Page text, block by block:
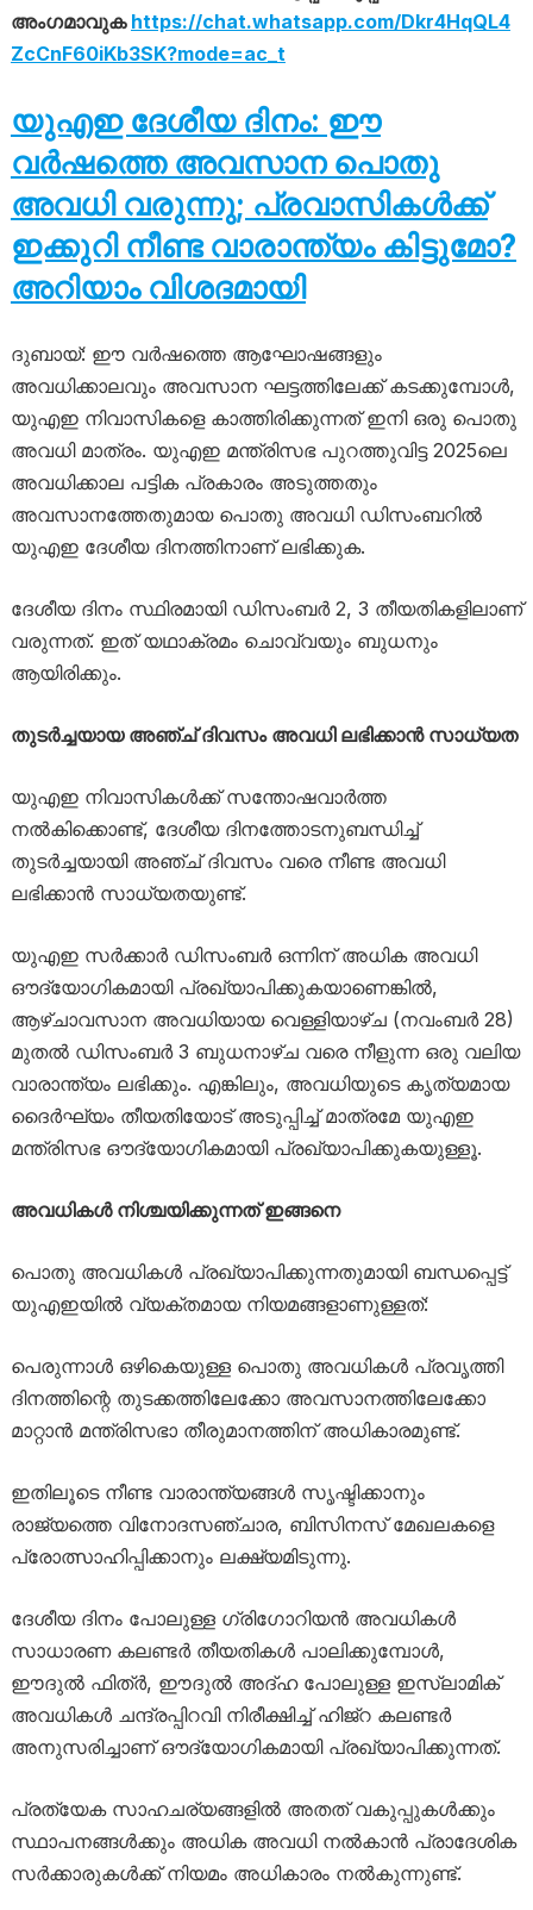
അംഗമാവുക https://chat.whatsapp.com/Dkr4HqQL4
ZcCnF60iKb3SK?mode=ac_t
യുഎഇ ദേശീയ ദിനം: ഈ
വർഷത്തെ അവസാന പൊതു
അവധി വരുന്നു; പ്രവാസികൾക്ക്
ഇക്കുറി നീണ്ട വാരാന്ത്യം കിട്ടുമോ?
അറിയാം വിശദമായി
ദുബായ്: ഈ വർഷത്തെ ആഘോഷങ്ങളും
അവധിക്കാലവും അവസാന ഘട്ടത്തിലേക്ക് കടക്കുമ്പോൾ,
യുഎഇ നിവാസികളെ കാത്തിരിക്കുന്നത് ഇനി ഒരു പൊതു
അവധി മാത്രം. യുഎഇ മന്ത്രിസഭ പുറത്തുവിട്ട 2025ലെ
അവധിക്കാല പട്ടിക പ്രകാരം അടുത്തതും
അവസാനത്തേതുമായ പൊതു അവധി ഡിസംബറിൽ
യുഎഇ ദേശീയ ദിനത്തിനാണ് ലഭിക്കുക.
ദേശീയ ദിനം സ്ഥിരമായി ഡിസംബർ 2, 3 തീയതികളിലാണ്
വരുന്നത്. ഇത് യഥാക്രമം ചൊവ്വയും ബുധനും
ആയിരിക്കും.
തുടർച്ചയായ അഞ്ച് ദിവസം അവധി ലഭിക്കാൻ സാധ്യത
യുഎഇ നിവാസികൾക്ക് സന്തോഷവാർത്ത
നൽകിക്കൊണ്ട്, ദേശീയ ദിനത്തോടനുബന്ധിച്ച്
തുടർച്ചയായി അഞ്ച് ദിവസം വരെ നീണ്ട അവധി
ലഭിക്കാൻ സാധ്യതയുണ്ട്.
യുഎഇ സർക്കാർ ഡിസംബർ ഒന്നിന് അധിക അവധി
ഔദ്യോഗികമായി പ്രഖ്യാപിക്കുകയാണെങ്കിൽ,
ആഴ്ചാവസാന അവധിയായ വെള്ളിയാഴ്ച (നവംബർ 28)
മുതൽ ഡിസംബർ 3 ബുധനാഴ്ച വരെ നീളുന്ന ഒരു വലിയ
വാരാന്ത്യം ലഭിക്കും. എങ്കിലും, അവധിയുടെ കൃത്യമായ
ദൈർഘ്യം തീയതിയോട് അടുപ്പിച്ച് മാത്രമേ യുഎഇ
മന്ത്രിസഭ ഔദ്യോഗികമായി പ്രഖ്യാപിക്കുകയുള്ളൂ.
അവധികൾ നിശ്ചയിക്കുന്നത് ഇങ്ങനെ
പൊതു അവധികൾ പ്രഖ്യാപിക്കുന്നതുമായി ബന്ധപ്പെട്ട്
യുഎഇയിൽ വ്യക്തമായ നിയമങ്ങളാണുള്ളത്:
പെരുന്നാൾ ഒഴികെയുള്ള പൊതു അവധികൾ പ്രവൃത്തി
ദിനത്തിന്റെ തുടക്കത്തിലേക്കോ അവസാനത്തിലേക്കോ
മാറ്റാൻ മന്ത്രിസഭാ തീരുമാനത്തിന് അധികാരമുണ്ട്.
ഇതിലൂടെ നീണ്ട വാരാന്ത്യങ്ങൾ സൃഷ്ടിക്കാനും
രാജ്യത്തെ വിനോദസഞ്ചാര, ബിസിനസ് മേഖലകളെ
പ്രോത്സാഹിപ്പിക്കാനും ലക്ഷ്യമിടുന്നു.
ദേശീയ ദിനം പോലുള്ള ഗ്രിഗോറിയൻ അവധികൾ
സാധാരണ കലണ്ടർ തീയതികൾ പാലിക്കുമ്പോൾ,
ഈദുൽ ഫിത്ർ, ഈദുൽ അദ്ഹ പോലുള്ള ഇസ്‌ലാമിക്
അവധികൾ ചന്ദ്രപ്പിറവി നിരീക്ഷിച്ച് ഹിജ്‌റ കലണ്ടർ
അനുസരിച്ചാണ് ഔദ്യോഗികമായി പ്രഖ്യാപിക്കുന്നത്.
പ്രത്യേക സാഹചര്യങ്ങളിൽ അതത് വകുപ്പുകൾക്കും
സ്ഥാപനങ്ങൾക്കും അധിക അവധി നൽകാൻ പ്രാദേശിക
സർക്കാരുകൾക്ക് നിയമം അധികാരം നൽകുന്നുണ്ട്.